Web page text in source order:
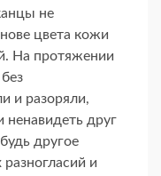
не
цвета кожи
На протяжении
и разоряли,
ненавидеть друг
другое
и